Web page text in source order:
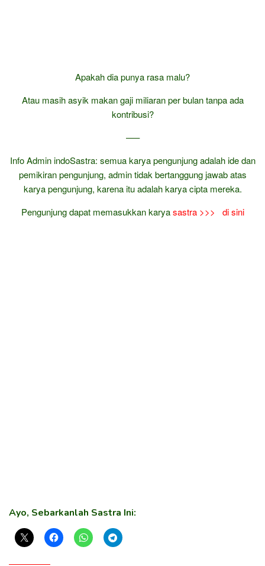
Apakah dia punya rasa malu?
Atau masih asyik makan gaji miliaran per bulan tanpa ada
kontribusi?
—–
Info Admin indoSastra: semua karya pengunjung adalah ide dan
pemikiran pengunjung, admin tidak bertanggung jawab atas
karya pengunjung, karena itu adalah karya cipta mereka.
Pengunjung dapat memasukkan karyasastra >>> di sini
Ayo, Sebarkanlah Sastra Ini: